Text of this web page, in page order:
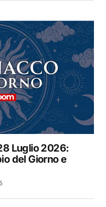
Luglio 2026:
del Giorno e